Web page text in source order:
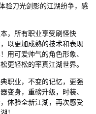
验刀光剑影的江湖纷争，感
，所有职业享受刷怪快
以更加成熟的技术和表现
用可爱帅气的角色形象、
更轻松的率真江湖世界。
职业，不变的记忆，更强
变身，重磅升级，时装、
体验全新江湖，再次感受
！